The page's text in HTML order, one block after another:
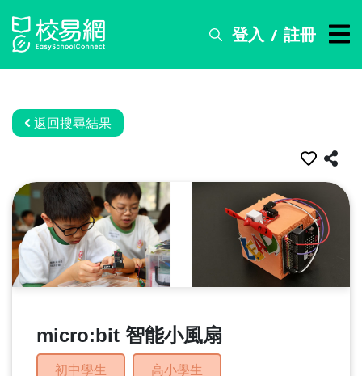
登入 / 註冊
搜
務
資
訊
關
於
我
返回搜尋結果
micro:bit 智能小風扇
初中學生 高小學生